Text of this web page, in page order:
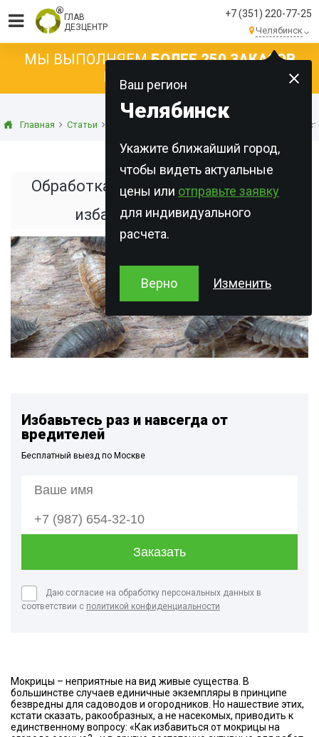
ГЛАВ
ДЕЗЦЕНТР
+7 (351) 220-77-25
Челябинск
Ваш регион
Челябинск
Укажите ближайший город,
чтобы видеть актуальные
цены или отправьте заявку
для индивидуального
расчета.
Верно Изменить
МЫ ВЫПОЛНЯЕМБОЛЕЕ 250 ЗАКАЗОВ
КАЖДЫЙ ДЕНЬ!
Главная Статьи Обработка от мокриц. Как
Обработка от мокриц. Как быстро
избавиться от мокриц
Избавьтесь раз и навсегда от
вредителей
Бесплатный выезд по Москве
Даю согласие на обработку персональных данных в
соответствии с политикой конфиденциальности
Мокрицы – неприятные на вид живые существа. В
большинстве случаев единичные экземпляры в принципе
безвредны для садоводов и огородников. Но нашествие этих,
кстати сказать, ракообразных, а не насекомых, приводить к
единственному вопросу: «Как избавиться от мокрицы на